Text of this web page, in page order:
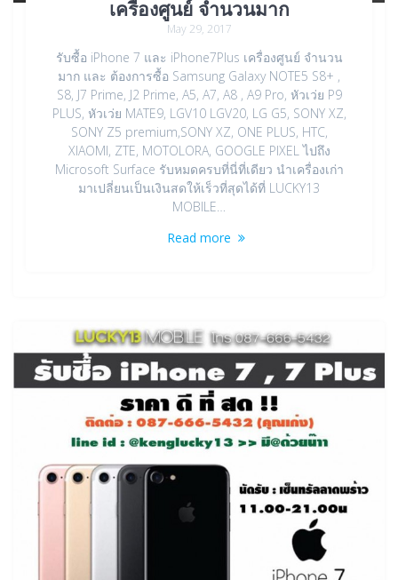
เครื่องศูนย์ จำนวนมาก
May 29, 2017
รับซื้อ iPhone 7 และ iPhone7Plus เครื่องศูนย์ จำนวน
มาก และ ต้องการซื้อ Samsung Galaxy NOTE5 S8+ ,
S8, J7 Prime, J2 Prime, A5, A7, A8 , A9 Pro, หัวเว่ย P9
PLUS, หัวเว่ย MATE9, LGV10 LGV20, LG G5, SONY XZ,
SONY Z5 premium,SONY XZ, ONE PLUS, HTC,
XIAOMI, ZTE, MOTOLORA, GOOGLE PIXEL ไปถึง
Microsoft Surface รับหมดครบที่นี่ที่เดียว นำเครื่องเก่า
มาเปลี่ยนเป็นเงินสดให้เร็วที่สุดได้ที่ LUCKY13
MOBILE…
Read more